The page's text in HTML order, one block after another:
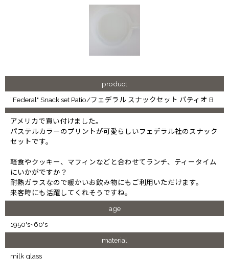
product
”Federal" Snack set Patio/フェデラル スナックセット パティオ B
アメリカで買い付けました。
パステルカラーのプリントが可愛らしいフェデラル社のスナック
セットです。
軽食やクッキー、マフィンなどと合わせてランチ、ティータイム
にいかがですか？
耐熱ガラスなので暖かいお飲み物にもご利用いただけます。
来客時にも活躍してくれそうですね。
age
1950's~60's
material
milk glass